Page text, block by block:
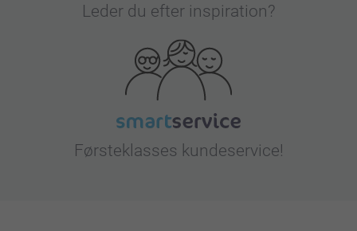
Leder du efter inspiration?
Førsteklasses kundeservice!